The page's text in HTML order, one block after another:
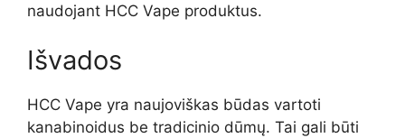
naudojant HCC Vape produktus.
Išvados
HCC Vape yra naujoviškas būdas vartoti
kanabinoidus be tradicinio dūmų. Tai gali būti